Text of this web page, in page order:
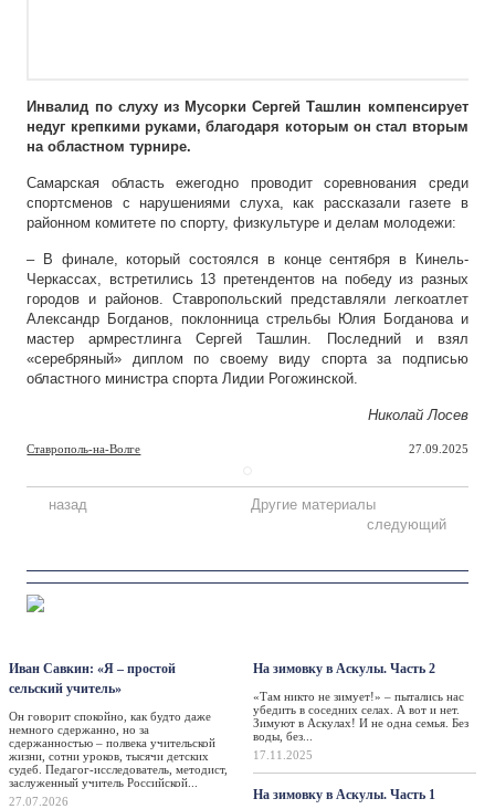
Инвалид по слуху из Мусорки Сергей Ташлин компенсирует
недуг крепкими руками, благодаря которым он стал вторым
на областном турнире.
Самарская область ежегодно проводит соревнования среди
спортсменов с нарушениями слуха, как рассказали газете в
районном комитете по спорту, физкультуре и делам молодежи:
– В финале, который состоялся в конце сентября в Кинель-
Черкассах, встретились 13 претендентов на победу из разных
городов и районов. Ставропольский представляли легкоатлет
Александр Богданов, поклонница стрельбы Юлия Богданова и
мастер армрестлинга Сергей Ташлин. Последний и взял
«серебряный» диплом по своему виду спорта за подписью
областного министра спорта Лидии Рогожинской.
Николай Лосев
Ставрополь-на-Волге 27.09.2025
назад
Другие материалы
следующий
Иван Савкин: «Я – простой
сельский учитель»
Он говорит спокойно, как будто даже
немного сдержанно, но за
сдержанностью – полвека учительской
жизни, сотни уроков, тысячи детских
судеб. Педагог-исследователь, методист,
заслуженный учитель Российской...
27.07.2026
На зимовку в Аскулы. Часть 2
«Там никто не зимует!» – пытались нас
убедить в соседних селах. А вот и нет.
Зимуют в Аскулах! И не одна семья. Без
воды, без...
17.11.2025
На зимовку в Аскулы. Часть 1